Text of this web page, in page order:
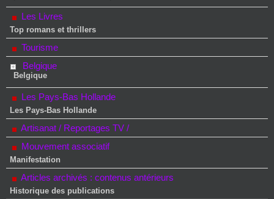
Les Livres
Top romans et thrillers
Tourisme
Belgique
Belgique
Les Pays-Bas Hollande
Les Pays-Bas Hollande
Artisanat / Reportages TV /
Mouvement associatif
Manifestation
Articles archivés : contenus antérieurs
Historique des publications